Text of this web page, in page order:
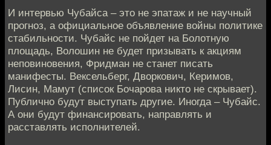
И интервью Чубайса – это не эпатаж и не научный
прогноз, а официальное объявление войны политике
стабильности. Чубайс не пойдет на Болотную
площадь, Волошин не будет призывать к акциям
неповиновения, Фридман не станет писать
манифесты. Вексельберг, Дворкович, Керимов,
Лисин, Мамут (список Бочарова никто не скрывает).
Публично будут выступать другие. Иногда – Чубайс.
А они будут финансировать, направлять и
расставлять исполнителей.